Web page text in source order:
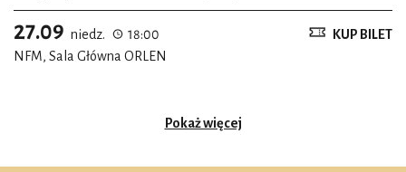
27.09 niedz.
18:00
NFM, Sala Główna ORLEN
KUP BILET
Pokaż więcej